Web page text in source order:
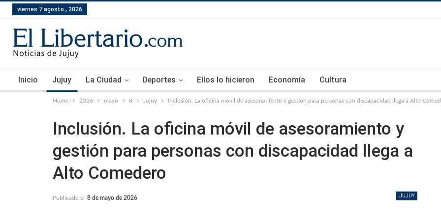
viernes 7 agosto , 2026
Inicio Jujuy La Ciudad Deportes Ellos lo hicieron Economía Cultura
Home 2026 mayo 8 Jujuy Inclusión. La oficina móvil de asesoramiento y gestión para personas con discapacidad llega a Alto
Inclusión. La oficina móvil de asesoramiento y
gestión para personas con discapacidad llega a
Alto Comedero
JUJUY
Publicado el 8 de mayo de 2026